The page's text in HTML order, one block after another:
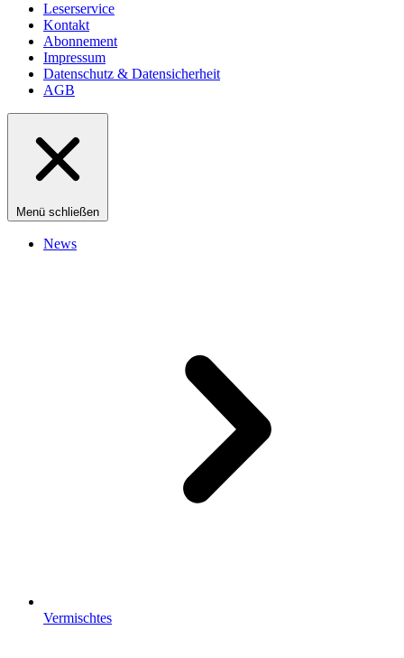
Leserservice
Kontakt
Abonnement
Impressum
Datenschutz & Datensicherheit
AGB
Menü schließen
News
Vermischtes